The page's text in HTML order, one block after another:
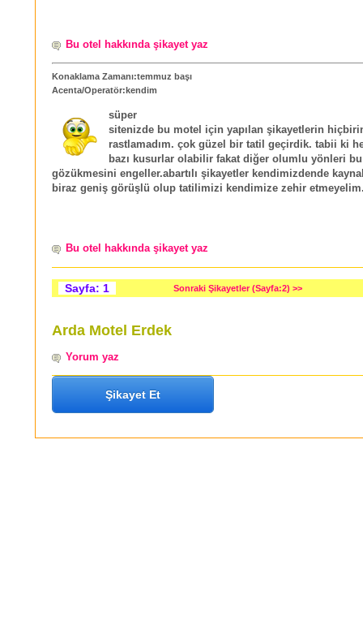
Bu otel hakkında şikayet yaz
Konaklama Zamanı:temmuz başı
Acenta/Operatör:kendim
süper
sitenizde bu motel için yapılan şikayetlerin
rastlamadım. çok güzel bir tatil geçirdik. tabii ki
bazı kusurlar olabilir fakat diğer olumlu yönleri
gözükmesini engeller.abartılı şikayetler kendimizdende
biraz geniş görüşlü olup tatilimizi kendimize zehir
Bu otel hakkında şikayet yaz
Sayfa: 1 Sonraki Şikayetler (Sayfa:2) >>
Arda Motel Erdek
Yorum yaz
Şikayet Et